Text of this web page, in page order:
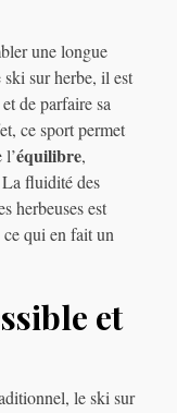
une longue
sur herbe, il est
et de parfaire sa
ce sport permet
l’équilibre,
fluidité des
herbeuses est
ce qui en fait un
et
le ski sur